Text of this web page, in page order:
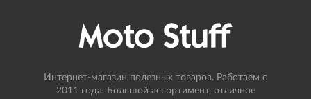
Интернет-магазин полезных товаров. Работаем с
2011 года. Большой ассортимент, отличное